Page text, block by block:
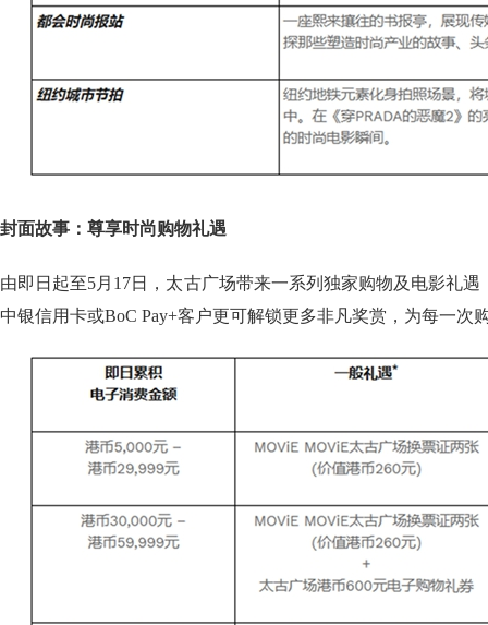
封面故事：尊享时尚购物礼遇
由即日起至5月17日，太古广场带来一系列独家购物及电影礼
中银信用卡或BoC Pay+客户更可解锁更多非凡奖赏，为每一次